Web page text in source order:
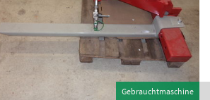
Gebrauchtmaschine